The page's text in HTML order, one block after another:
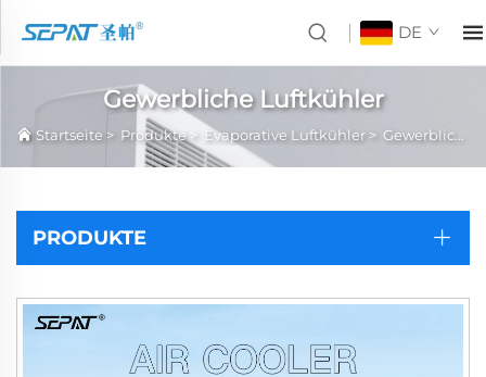
DE
Gewerbliche Luftkühler
Startseite > Produkte> Evaporative Luftkühler > Gewerbliche Luftkühler
PRODUKTE